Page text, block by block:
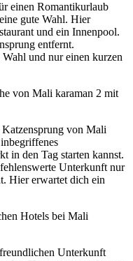
einen Romantikurlaub
eine gute Wahl. Hier
und ein Innenpool.
entfernt.
und nur einen kurzen
von Mali karaman 2 mit
Katzensprung von Mali
in den Tag starten kannst.
Unterkunft nur
Hier erwartet dich ein
Hotels bei Mali
Unterkunft